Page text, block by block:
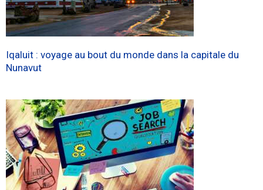
Iqaluit : voyage au bout du monde dans la capitale du
Nunavut